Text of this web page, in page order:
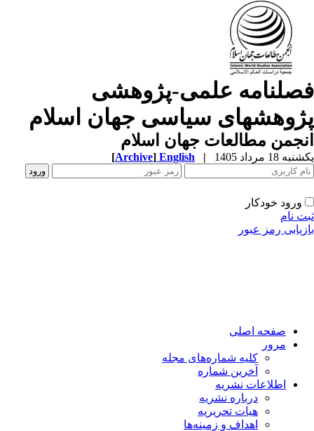
علمی-پژوهشی
سیاسی جهان اسلام
مطالعات جهان اسلام
18 مرداد 1405 |
English
[Archive]
ورود خودکار
نام
رمز عبور
صفحه اصلی
مرور
کلیه شماره‌های مجله
آخرین شماره
اطلاعات نشریه
درباره نشریه
هیات تحریریه
اهداف و زمینه‌ها